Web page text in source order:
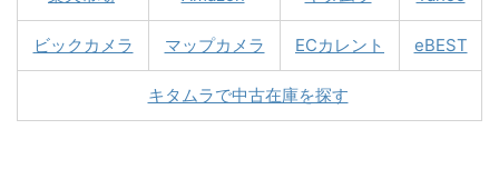
ビックカメラ マップカメラ ECカレント eBEST
キタムラで中古在庫を探す